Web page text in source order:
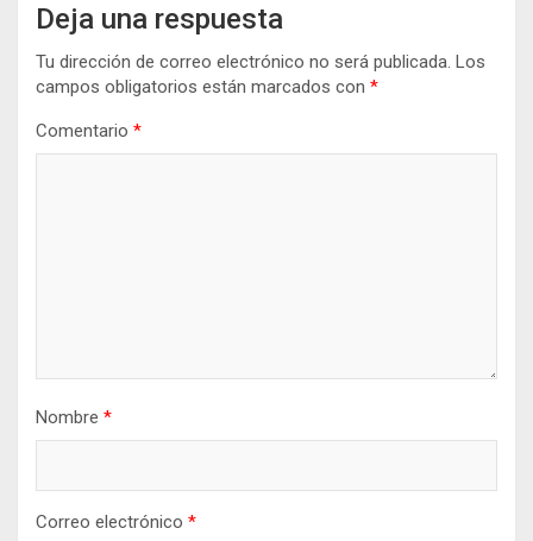
Deja una respuesta
Tu dirección de correo electrónico no será publicada. Los
campos obligatorios están marcados con *
Comentario *
Nombre *
Correo electrónico *